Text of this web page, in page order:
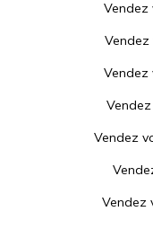
Vendez
Vendez
Vendez
Vendez